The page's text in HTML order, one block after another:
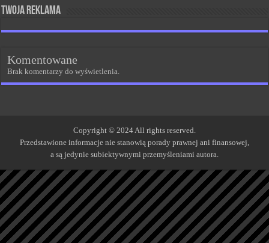
Twoja reklama
Komentowane
Brak komentarzy do wyświetlenia.
Copyright © 2024 All rights reserved.
Przedstawione informacje nie stanowią porady prawnej ani finansowej,
a są jedynie subiektywnymi przemyśleniami autora.